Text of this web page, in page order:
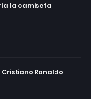
la camiseta
Cristiano Ronaldo